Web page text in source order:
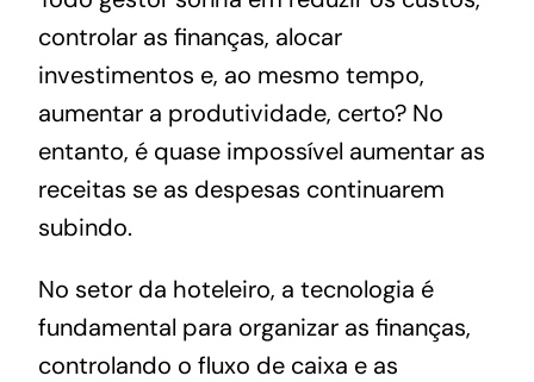
controlar as finanças, alocar
investimentos e, ao mesmo tempo,
aumentar a produtividade, certo? No
entanto, é quase impossível aumentar as
receitas se as despesas continuarem
subindo.
No setor da hoteleiro, a tecnologia é
fundamental para organizar as finanças,
controlando o fluxo de caixa e as